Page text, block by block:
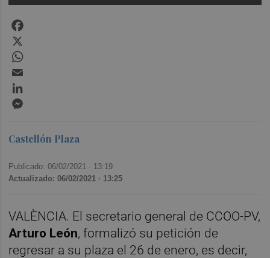
Castellón Plaza
Publicado: 06/02/2021 · 13:19
Actualizado: 06/02/2021 · 13:25
VALÈNCIA. El secretario general de CCOO-PV,
Arturo León, formalizó su petición de
regresar a su plaza el 26 de enero, es decir,